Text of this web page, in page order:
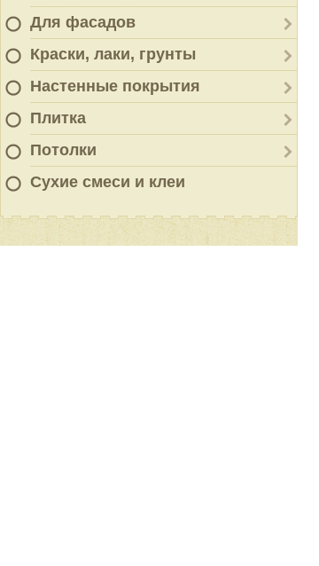
Для фасадов
Краски, лаки, грунты
Настенные покрытия
Плитка
Потолки
Сухие смеси и клеи